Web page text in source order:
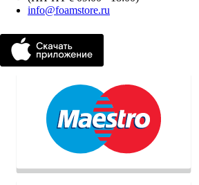
info@foamstore.ru